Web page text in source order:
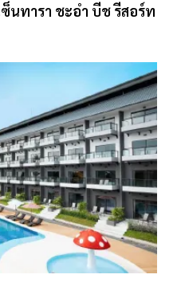
ซ็นทารา ชะอำ บีช รีสอร์ท